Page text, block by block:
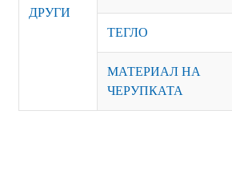
ДРУГИ
ТЕГЛО
МАТЕРИАЛ НА
ЧЕРУПКАТА